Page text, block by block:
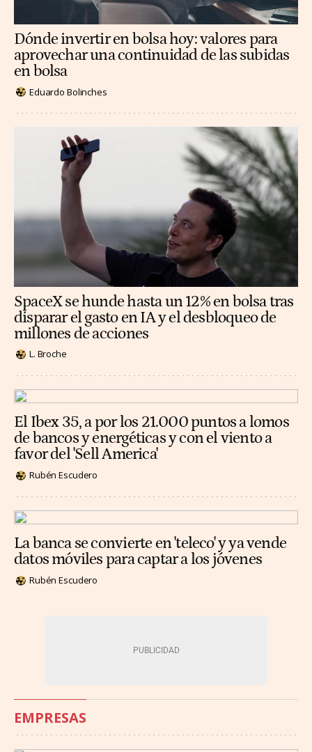
Dónde invertir en bolsa hoy: valores para
aprovechar una continuidad de las subidas
en bolsa
Eduardo Bolinches
SpaceX se hunde hasta un 12% en bolsa tras
disparar el gasto en IA y el desbloqueo de
millones de acciones
L. Broche
El Ibex 35, a por los 21.000 puntos a lomos
de bancos y energéticas y con el viento a
favor del 'Sell America'
Rubén Escudero
La banca se convierte en 'teleco' y ya vende
datos móviles para captar a los jóvenes
Rubén Escudero
EMPRESAS